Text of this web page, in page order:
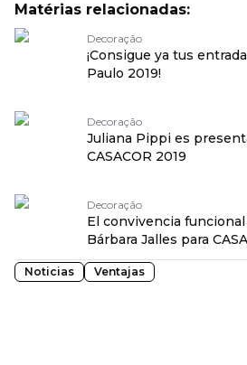
Matérias relacionadas:
Decoração
¡Consigue ya tus
Paulo 2019!
Decoração
Juliana Pippi es
CASACOR 2019
Decoração
El convivencia
Bárbara Jalles para
Noticias Ventajas